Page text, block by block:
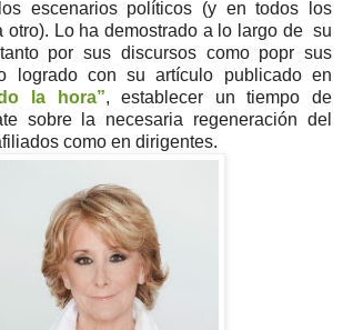
escenarios políticos (y en todos los
otro). Lo ha demostrado a lo largo de su
por sus discursos como popr sus
logrado con su artículo publicado en
la hora”, establecer un tiempo de
sobre la necesaria regeneración del
como en dirigentes.